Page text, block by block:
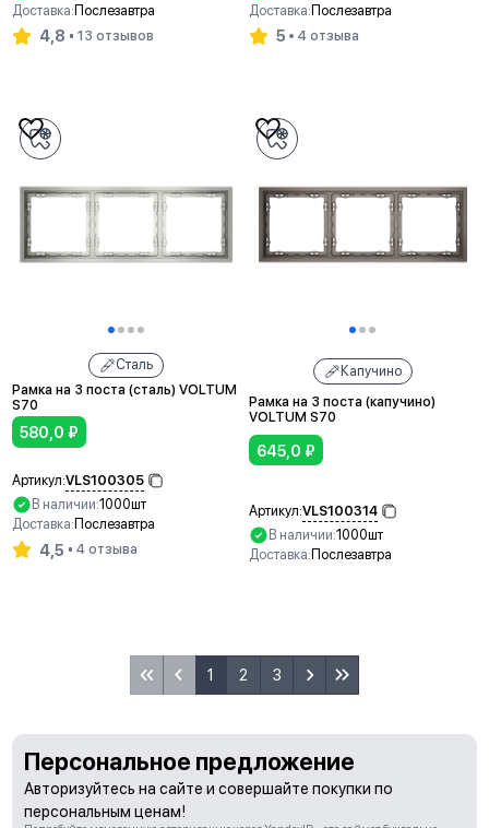
Доставка:Послезавтра
4,8 13 отзывов
Доставка:Послезавтра
5 4 отзыва
Сталь
Рамка на 3 поста (сталь) VOLTUM
S70
580,0 ₽
Артикул:VLS100305
В наличии:1000шт
Доставка: Послезавтра
4,5 4 отзыва
Капучино
Рамка на 3 поста (капучино)
VOLTUM S70
645,0 ₽
Артикул:VLS100314
В наличии:1000шт
Доставка: Послезавтра
1 2 3
Персональное предложение
Авторизуйтесь на сайте и совершайте покупки по
персональным ценам!